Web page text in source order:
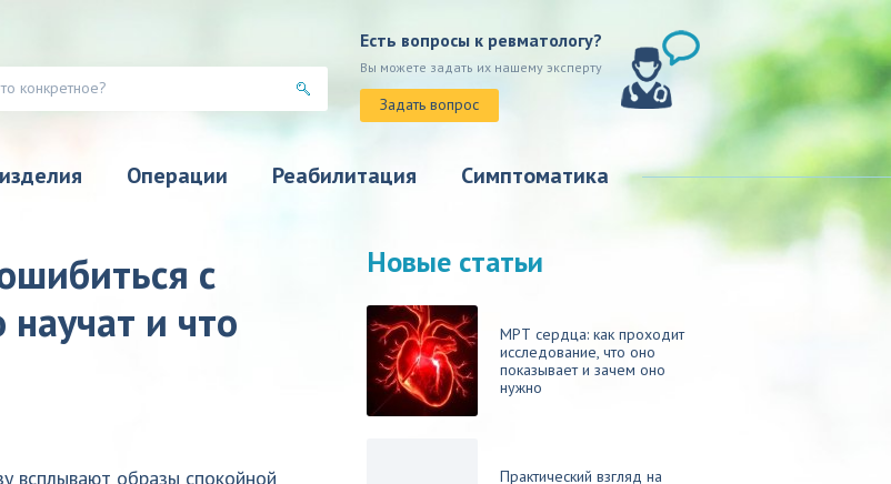
Есть вопросы к ревматологу?
Вы можете задать их нашему эксперту
Задать вопрос
Операции Реабилитация Симптоматика
с
и что
всплывают образы спокойной
Новые статьи
МРТ сердца: как проходит
исследование, что оно
показывает и зачем оно
нужно
Практический взгляд на